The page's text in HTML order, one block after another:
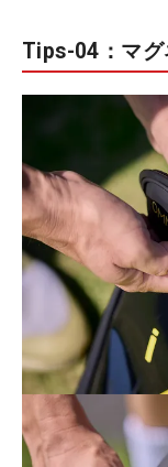
Tips-04：マグ